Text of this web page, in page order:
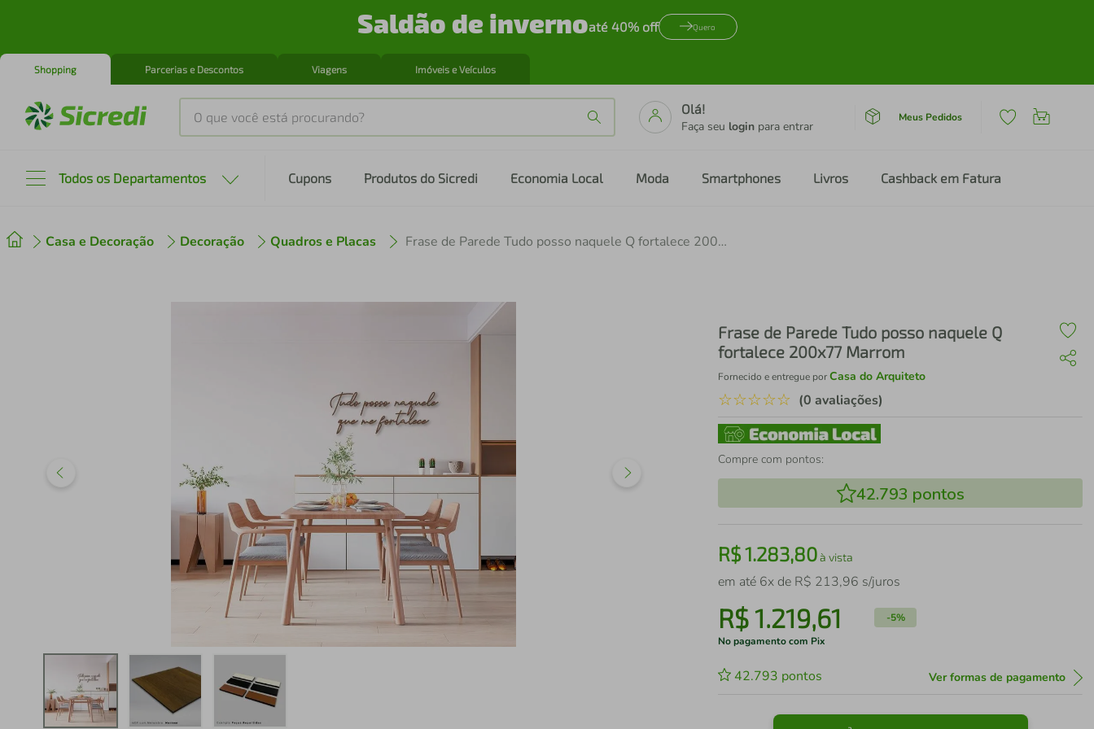
Saldão de invernoaté 40% off Quero
Shopping Parcerias e Descontos Viagens Imóveis e Veículos
O que você está procurando?
Olá!
Faça seu login para entrar
Meus Pedidos
Todos os Departamentos Cupons Produtos do Sicredi Economia Local Moda Smartphones Livros Cashback em Fatura
Casa e Decoração Decoração Quadros e Placas Frase de Parede Tudo posso naquele Q fortalece 200x77 Marrom
Frase de Parede Tudo posso naquele Q
fortalece 200x77 Marrom
Fornecido e entregue porCasa do Arquiteto
☆☆☆☆☆ (0 avaliações)
Compre com pontos:
42.793 pontos
R$1.283,80à vista
em até 6x de R$ 213,96 s/juros
R$1.219,61 -5%
No pagamento com Pix
42.793 pontos Ver formas de pagamento
º cafeteira